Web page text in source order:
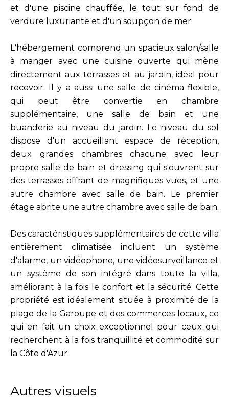
et d'une piscine chauffée, le tout sur fond de
verdure luxuriante et d'un soupçon de mer.
L'hébergement comprend un spacieux salon/salle
à manger avec une cuisine ouverte qui mène
directement aux terrasses et au jardin, idéal pour
recevoir. Il y a aussi une salle de cinéma flexible,
qui peut être convertie en chambre
supplémentaire, une salle de bain et une
buanderie au niveau du jardin. Le niveau du sol
dispose d'un accueillant espace de réception,
deux grandes chambres chacune avec leur
propre salle de bain et dressing qui s'ouvrent sur
des terrasses offrant de magnifiques vues, et une
autre chambre avec salle de bain. Le premier
étage abrite une autre chambre avec salle de bain.
Des caractéristiques supplémentaires de cette villa
entièrement climatisée incluent un système
d'alarme, un vidéophone, une vidéosurveillance et
un système de son intégré dans toute la villa,
améliorant à la fois le confort et la sécurité. Cette
propriété est idéalement située à proximité de la
plage de la Garoupe et des commerces locaux, ce
qui en fait un choix exceptionnel pour ceux qui
recherchent à la fois tranquillité et commodité sur
la Côte d'Azur.
Autres visuels